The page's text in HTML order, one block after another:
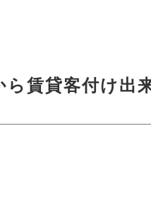
貸客付け出